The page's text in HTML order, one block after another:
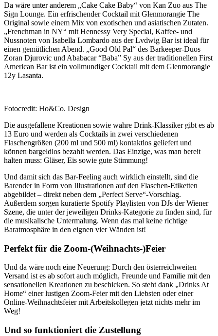
Da wäre unter anderem „Cake Cake Baby“ von Kan Zuo aus The
Sign Lounge. Ein erfrischender Cocktail mit Glenmorangie The
Original sowie einem Mix von exotischen und asiatischen Zutaten.
„Frenchman in NY“ mit Hennessy Very Special, Kaffee- und
Nussnoten von Isabella Lombardo aus der Lvdwig Bar ist ideal für
einen gemütlichen Abend. „Good Old Pal“ des Barkeeper-Duos
Zoran Djurovic und Ababacar “Baba” Sy aus der traditionellen First
American Bar ist ein vollmundiger Cocktail mit dem Glenmorangie
12y Lasanta.
Fotocredit: Ho&Co. Design
Die ausgefallene Kreationen sowie wahre Drink-Klassiker gibt es ab
13 Euro und werden als Cocktails in zwei verschiedenen
Flaschengrößen (200 ml und 500 ml) kontaktlos geliefert und
können bargeldlos bezahlt werden. Das Einzige, was man bereit
halten muss: Gläser, Eis sowie gute Stimmung!
Und damit sich das Bar-Feeling auch wirklich einstellt, sind die
Barender in Form von Illustrationen auf den Flaschen-Etiketten
abgebildet – direkt neben dem „Perfect Serve“-Vorschlag.
Außerdem sorgen kuratierte Spotify Playlisten von DJs der Wiener
Szene, die unter der jeweiligen Drinks-Kategorie zu finden sind, für
die musikalische Untermalung. Wenn das mal keine richtige
Baratmosphäre in den eignen vier Wänden ist!
Perfekt für die Zoom-(Weihnachts-)Feier
Und da wäre noch eine Neuerung: Durch den österreichweiten
Versand ist es ab sofort auch möglich, Freunde und Familie mit den
sensationellen Kreationen zu beschicken. So steht dank „Drinks At
Home“ einer lustigen Zoom-Feier mit den Liebsten oder einer
Online-Weihnachtsfeier mit Arbeitskollegen jetzt nichts mehr im
Weg!
Und so funktioniert die Zustellung